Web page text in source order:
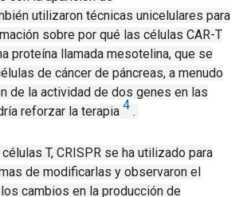
utilizaron técnicas unicelulares para
sobre por qué las células CAR-T
proteína llamada mesotelina, que se
de cáncer de páncreas, a menudo
de la actividad de dos genes en las
reforzar la terapia4 .
T, CRISPR se ha utilizado para
de modificarlas y observaron el
cambios en la producción de